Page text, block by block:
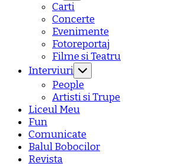
Carti
Concerte
Evenimente
Fotoreportaj
Filme si Teatru
Interviuri
People
Artisti si Trupe
Liceul Meu
Fun
Comunicate
Balul Bobocilor
Revista